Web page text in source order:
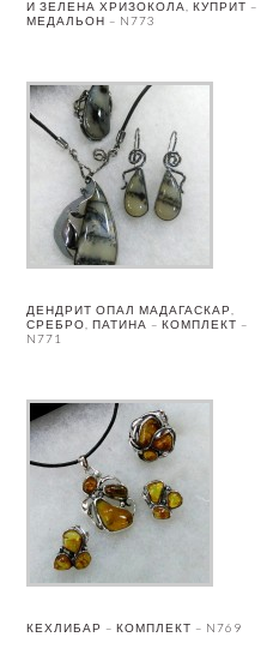
И ЗЕЛЕНА ХРИЗОКОЛА, КУПРИТ –
МЕДАЛЬОН – N773
ДЕНДРИТ ОПАЛ МАДАГАСКАР,
СРЕБРО, ПАТИНА – КОМПЛЕКТ –
N771
КЕХЛИБАР – КОМПЛЕКТ – N769